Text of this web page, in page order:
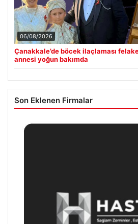
06/08/2026
Çanakkale’de böcek ilaçlaması
annesi yoğun bakımda
Son Eklenen Firmalar